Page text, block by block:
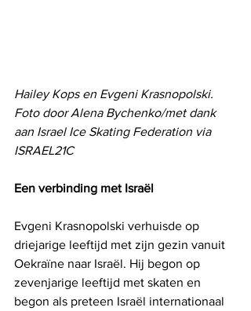
Hailey Kops en Evgeni Krasnopolski.
Foto door Alena Bychenko/met dank
aan Israel Ice Skating Federation via
ISRAEL21C
Een verbinding met Israël
Evgeni Krasnopolski verhuisde op
driejarige leeftijd met zijn gezin vanuit
Oekraïne naar Israël. Hij begon op
zevenjarige leeftijd met skaten en
begon als preteen Israël internationaal